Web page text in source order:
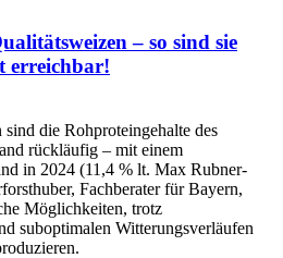
– so sind sie
erreichbar!
sind die Rohproteingehalte des
rückläufig – mit einem
in 2024 (11,4 % lt. Max Rubner-
Fachberater für Bayern,
Möglichkeiten, trotz
suboptimalen Witterungsverläufen